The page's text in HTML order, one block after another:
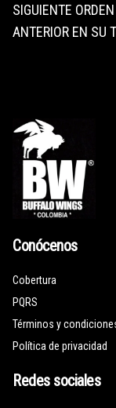
SIGUIENTE
ANTERIOR EN SU
Conócenos
Cobertura
PQRS
Términos y
Política de privacidad
Redes sociales